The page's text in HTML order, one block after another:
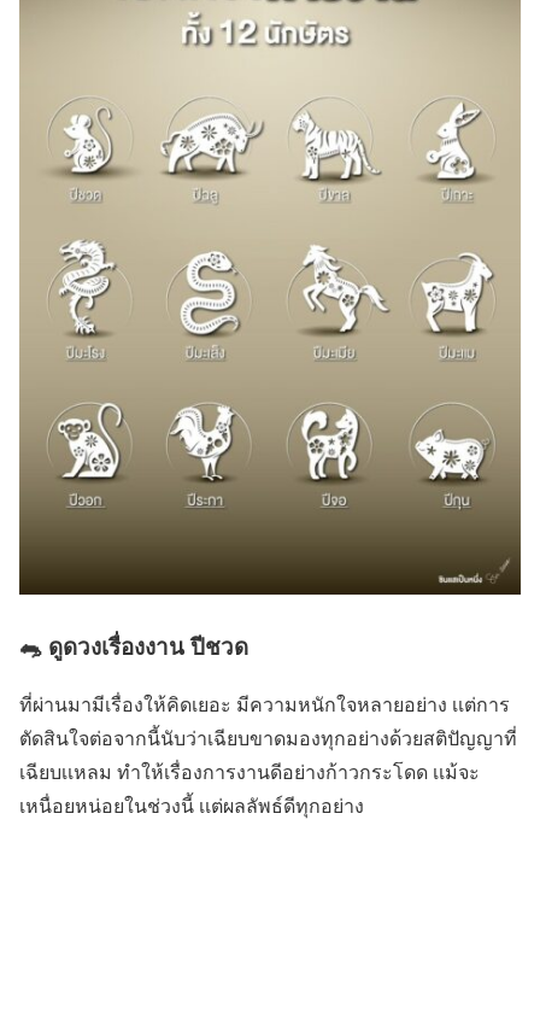
🐀 ดูดวงเรื่องงาน ปีชวด
ที่ผ่านมามีเรื่องให้คิดเยอะ มีความหนักใจหลายอย่าง เเต่การ
ตัดสินใจต่อจากนี้นับว่าเฉียบขาดมองทุกอย่างด้วยสติปัญญาที่
เฉียบเเหลม ทำให้เรื่องการงานดีอย่างก้าวกระโดด เเม้จะ
เหนื่อยหน่อยในช่วงนี้ เเต่ผลลัพธ์ดีทุกอย่าง